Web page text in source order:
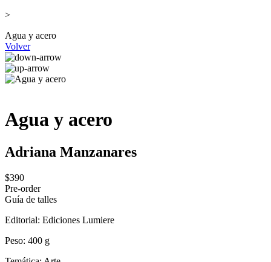
>
Agua y acero
Volver
Agua y acero
Adriana Manzanares
$390
Pre-order
Guía de talles
Editorial: Ediciones Lumiere
Peso: 400 g